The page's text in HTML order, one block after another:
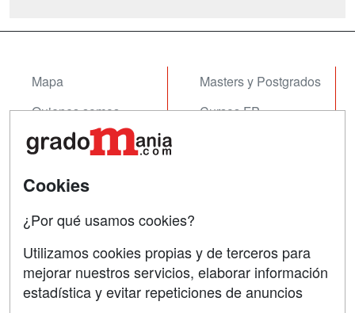
Mapa
Quienes somos
Tarifas publicidad
Masters y Postgrados
Cursos FP
Contactar
Confidencialidad
SÍGUENOS EN:
Cookies
¿Por qué usamos cookies?
Utilizamos cookies propias y de terceros para
mejorar nuestros servicios, elaborar información
estadística y evitar repeticiones de anuncios